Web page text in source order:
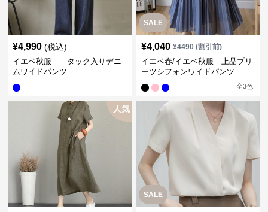
¥4,990 (税込)
イエベ秋服 タック入りデニ
ムワイドパンツ
SALE
¥4,040 ¥4490(割引前)
イエベ春/イエベ秋服 上品プリ
ーツシフォンワイドパンツ
全3色
人気
SALE